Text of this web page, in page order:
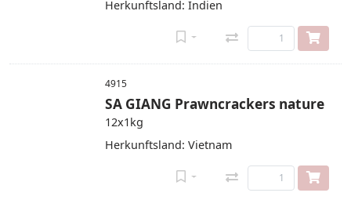
Herkunftsland: Indien
4915
SA GIANG Prawncrackers nature
12x1kg
Herkunftsland: Vietnam